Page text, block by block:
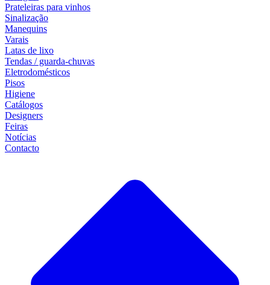
Prateleiras para vinhos
Sinalização
Manequins
Varais
Latas de lixo
Tendas / guarda-chuvas
Eletrodomésticos
Pisos
Higiene
Catálogos
Designers
Feiras
Notícias
Contacto